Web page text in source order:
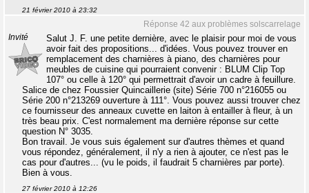
21 février 2010 à 23:32
Réponse 42 aux problèmes solscarrelage
Invité
Salut J. F. une petite dernière, avec le plaisir pour moi de vous
avoir fait des propositions... d'idées. Vous pouvez trouver en
remplacement des charnières à piano, des charnières pour
meubles de cuisine qui pourraient convenir : BLUM Clip Top
107° ou celle à 120° qui permettrait d'avoir un cadre à feuillure.
Salice de chez Foussier Quincaillerie (site) Série 700 n°216055 ou
Série 200 n°213269 ouverture à 111°. Vous pouvez aussi trouver chez
ce fournisseur des anneaux cuvette en laiton à entailler à fleur, à un
très beau prix. C'est normalement ma dernière réponse sur cette
question N° 3035.
Bon travail. Je vous suis également sur d'autres thèmes et quand
vous répondez, généralement, il n'y a rien à ajouter, ce n'est pas le
cas pour d'autres... (vu le poids, il faudrait 5 charnières par porte).
Bien à vous.
27 février 2010 à 12:26